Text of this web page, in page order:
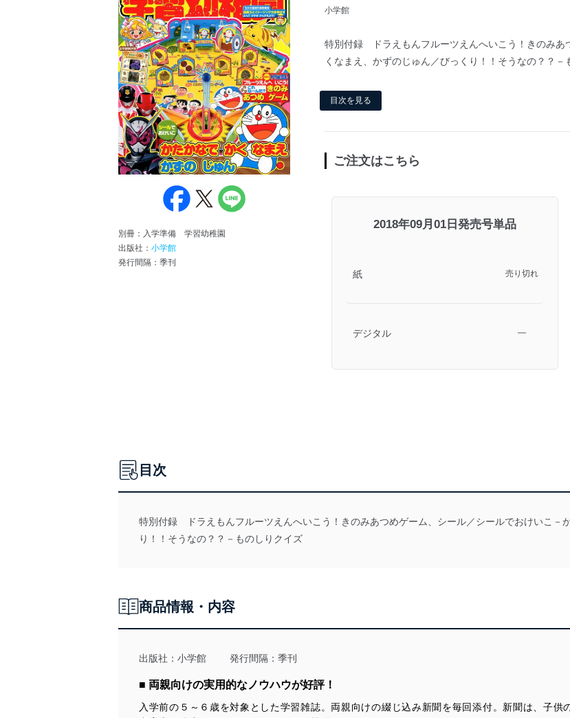
別冊：入学準備 学習幼稚園
出版社： 小学館
発行間隔：季刊
小学館
特別付録 ドラえもんフルーツえんへいこう！きのみあ
くなまえ、かずのじゅん／びっくり！！そうなの？？－
目次を見る
ご注文はこちら
2018年09月01日発売号単品
紙 売り切れ
デジタル ―
目次
特別付録 ドラえもんフルーツえんへいこう！きのみあつめゲーム、シール／シールでおけいこ－
り！！そうなの？？－ものしりクイズ
商品情報・内容
出版社： 小学館 発行間隔：季刊
■ 両親向けの実用的なノウハウが好評！
入学前の５～６歳を対象とした学習雑誌。両親向けの綴じ込み新聞を毎回添付。新聞は、子供